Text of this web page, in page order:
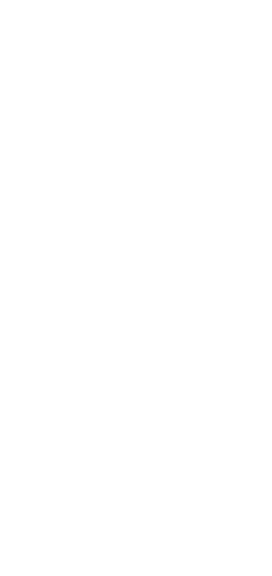
von oder Zugriff auf Informationen auf einem Endgerät